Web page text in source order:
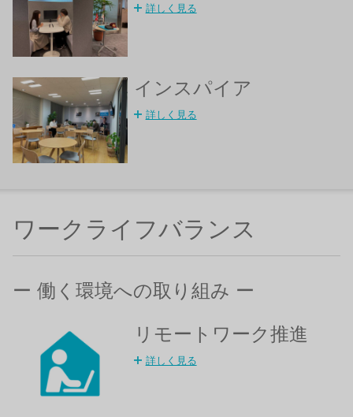
詳しく見る
インスパイア
詳しく見る
ワークライフバランス
ー 働く環境への取り組み ー
リモートワーク推進
詳しく見る